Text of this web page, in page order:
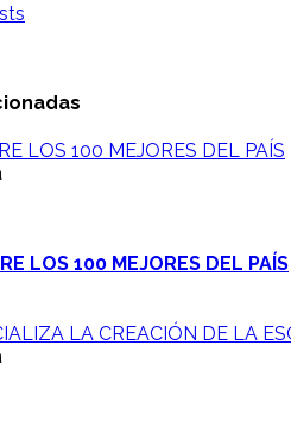
LOS 100 MEJORES DEL PAÍS
LOS 100 MEJORES DEL PAÍS
LA CREACIÓN DE LA